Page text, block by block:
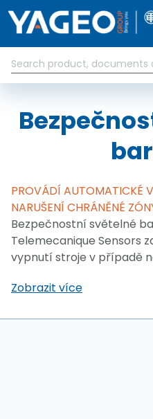
PROVÁDÍ AUTOMATICKÉ
NARUŠENÍ CHRÁNĚNÉ
Bezpečnostní světelné
Telemecanique Sensors
vypnutí stroje v případě
Zobrazit více